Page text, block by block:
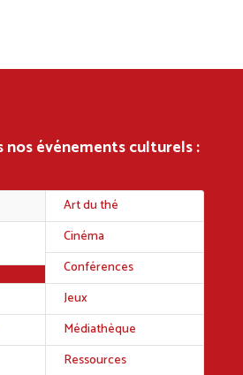
nos événements culturels :
Art du thé
Cinéma
Conférences
Jeux
Médiathèque
Ressources